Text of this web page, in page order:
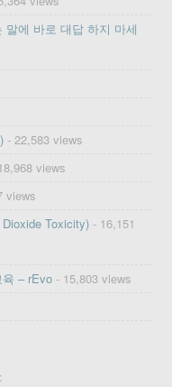
에 바로 대답 하지 마세
- 22,583 views
views
views
Toxicity) - 16,151
– rEvo - 15,803 views